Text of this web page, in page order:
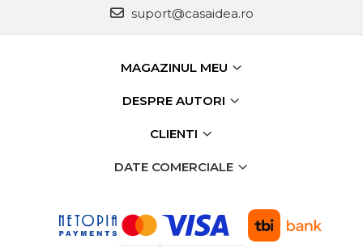
suport@casaidea.ro
MAGAZINUL MEU
DESPRE AUTORI
CLIENTI
DATE COMERCIALE